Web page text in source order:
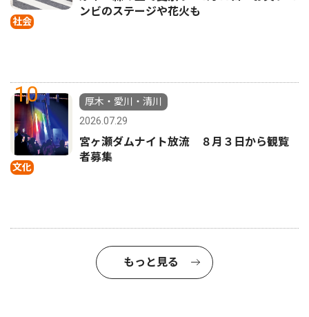
社会
ンビのステージや花火も
10
文化
厚木・愛川・清川
2026.07.29
宮ヶ瀬ダムナイト放流 ８月３日から観覧
者募集
もっと見る